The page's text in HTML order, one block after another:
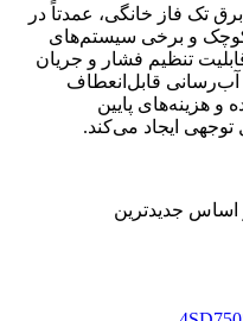
تک فاز خانگی، عمدتاً در
کوچک و برخی سیستم‌های
تنظیم فشار و جریان
آب‌رسانی قابل‌انعطاف
هزینه‌های پایین
توجهی ایجاد می‌کند.
جدیدترین